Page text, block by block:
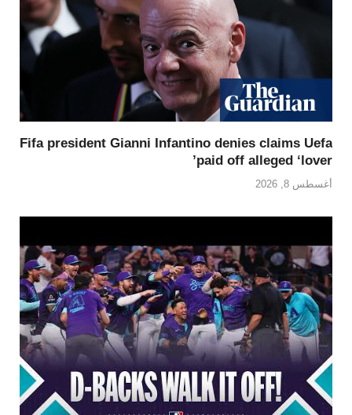
Fifa president Gianni Infantino denies claims Uefa
paid off alleged ‘lover’
أغسطس 8, 2026